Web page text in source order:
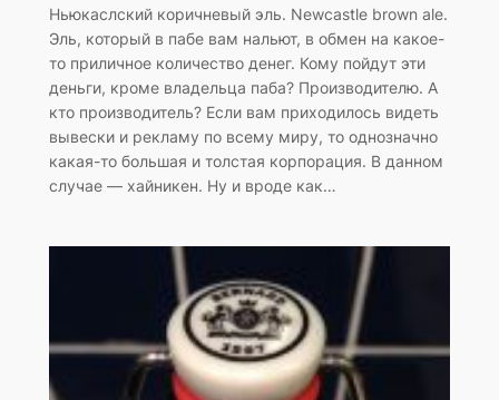
Ньюкаслский коричневый эль. Newcastle brown ale.
Эль, который в пабе вам нальют, в обмен на какое-
то приличное количество денег. Кому пойдут эти
деньги, кроме владельца паба? Производителю. А
кто производитель? Если вам приходилось видеть
вывески и рекламу по всему миру, то однозначно
какая-то большая и толстая корпорация. В данном
случае — хайникен. Ну и вроде как…